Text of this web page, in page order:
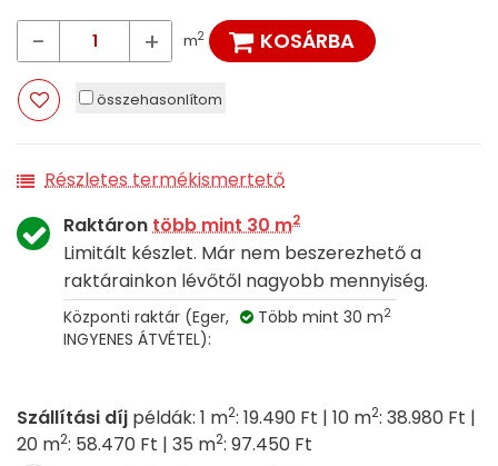
- + m2 KOSÁRBA
összehasonlítom
Részletes termékismertető
Raktárontöbb mint 30 m2
Limitált készlet. Már nem beszerezhető a
raktárainkon lévőtől nagyobb mennyiség.
Központi raktár (Eger,
INGYENES ÁTVÉTEL):
Több mint 30 m2
Szállítási díj példák: 1 m2: 19.490 Ft | 10 m2: 38.980 Ft |
20 m2: 58.470 Ft | 35 m2: 97.450 Ft